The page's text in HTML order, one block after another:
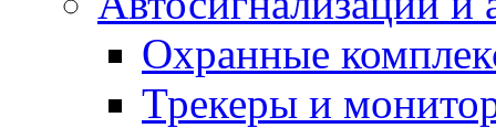
Охранные
Трекеры и